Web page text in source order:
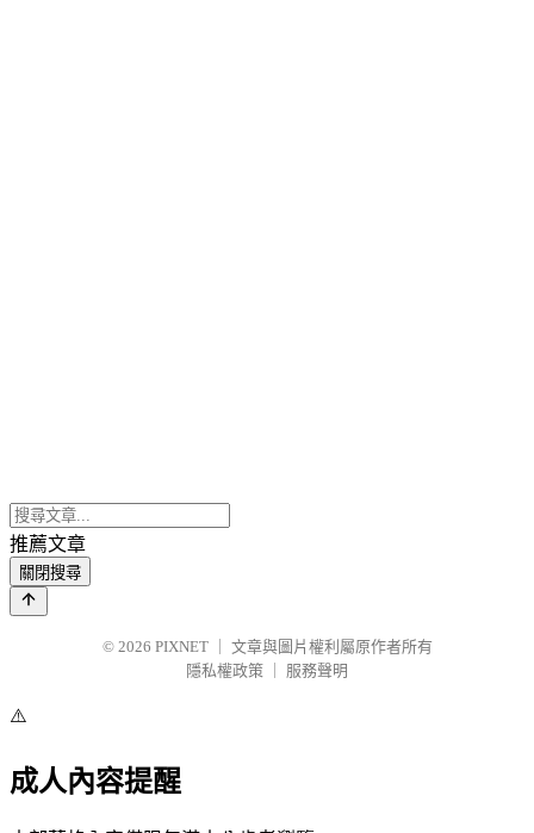
推薦文章
關閉搜尋
© 2026 PIXNET
文章與圖片權利屬原作者所有
隱私權政策
服務聲明
⚠️
成人內容提醒